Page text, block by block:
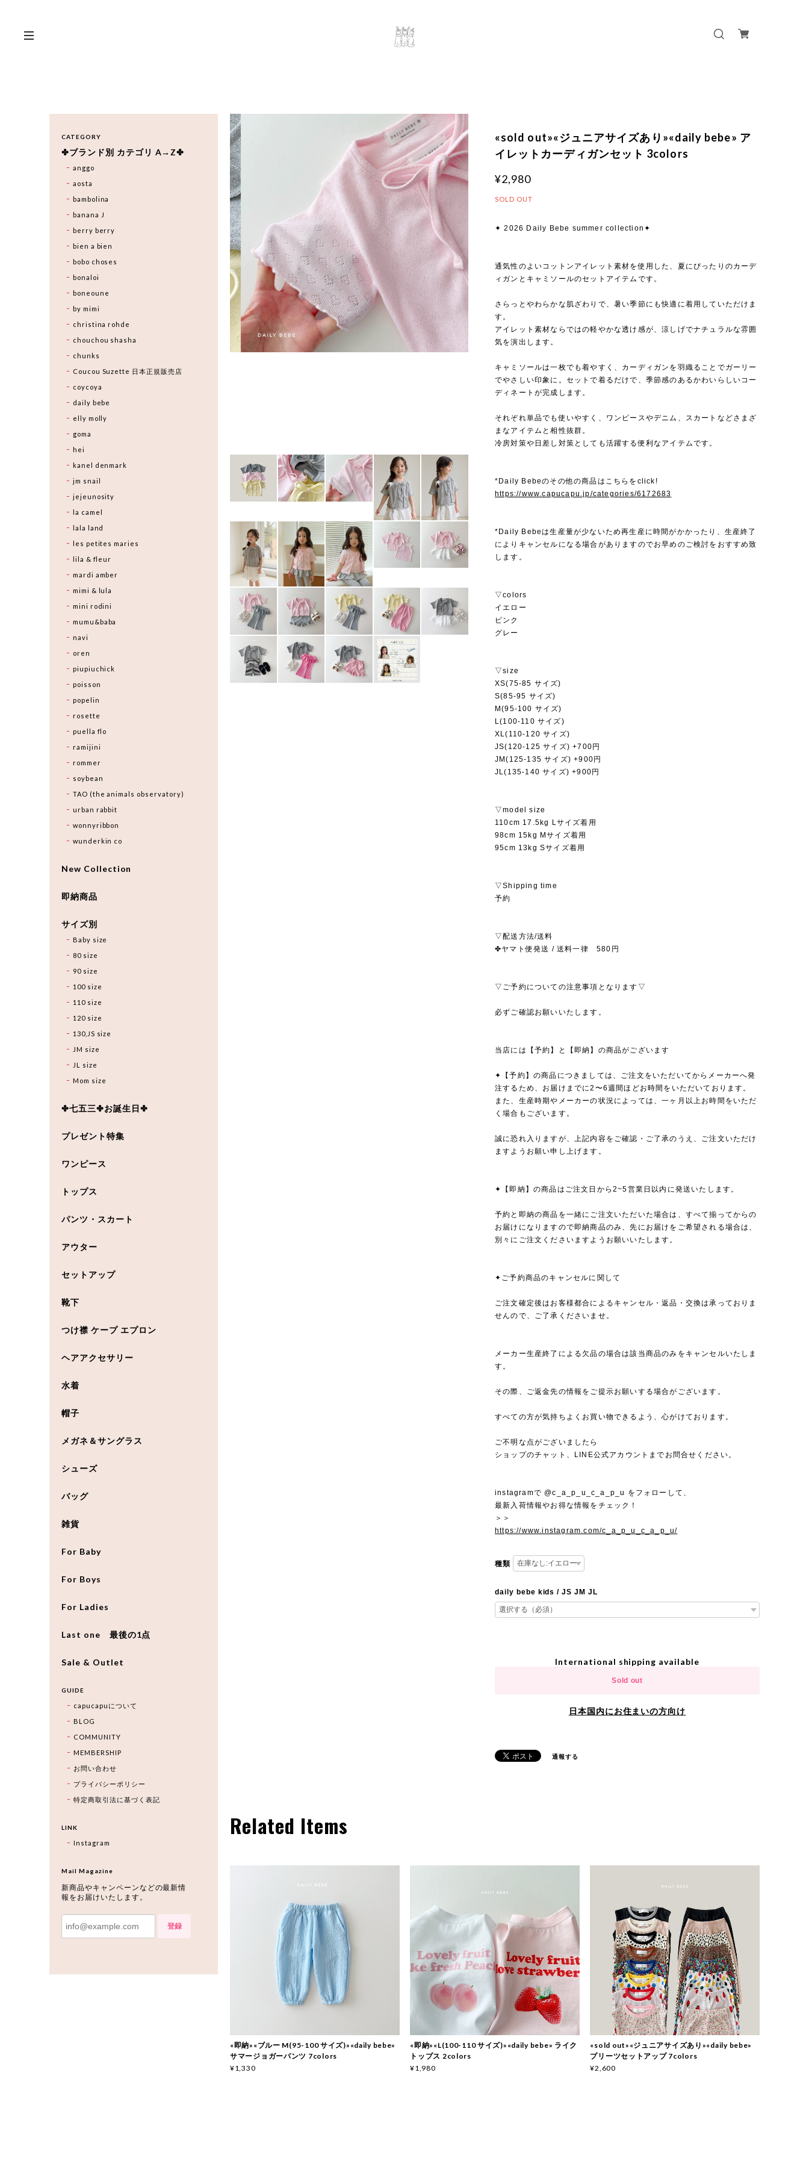
«sold out»«ジュニアサイズあり»«daily bebe» ア
イレットカーディガンセット 3colors
¥2,980
SOLD OUT
✦ 2026 Daily Bebe summer collection✦
通気性のよいコットンアイレット素材を使用した、夏にぴったりのカーデ
ィガンとキャミソールのセットアイテムです。
さらっとやわらかな肌ざわりで、暑い季節にも快適に着用していただけま
す。
アイレット素材ならではの軽やかな透け感が、涼しげでナチュラルな雰囲
気を演出します。
キャミソールは一枚でも着やすく、カーディガンを羽織ることでガーリー
でやさしい印象に。セットで着るだけで、季節感のあるかわいらしいコー
ディネートが完成します。
それぞれ単品でも使いやすく、ワンピースやデニム、スカートなどさまざ
まなアイテムと相性抜群。
冷房対策や日差し対策としても活躍する便利なアイテムです。
*Daily Bebeのその他の商品はこちらをclick!
https://www.capucapu.jp/categories/6172683
*Daily Bebeは生産量が少ないため再生産に時間がかかったり、生産終了
によりキャンセルになる場合がありますのでお早めのご検討をおすすめ致
します。
▽colors
イエロー
ピンク
グレー
▽size
XS(75-85 サイズ)
S(85-95 サイズ)
M(95-100 サイズ)
L(100-110 サイズ)
XL(110-120 サイズ)
JS(120-125 サイズ) +700円
JM(125-135 サイズ) +900円
JL(135-140 サイズ) +900円
▽model size
110cm 17.5kg Lサイズ着用
98cm 15kg Mサイズ着用
95cm 13kg Sサイズ着用
▽Shipping time
予約
▽配送方法/送料
✤ヤマト便発送 / 送料一律 580円
▽ご予約についての注意事項となります▽
必ずご確認お願いいたします。
当店には【予約】と【即納】の商品がございます
✦【予約】の商品につきましては、ご注文をいただいてからメーカーへ発
注するため、お届けまでに2〜6週間ほどお時間をいただいております。
また、生産時期やメーカーの状況によっては、一ヶ月以上お時間をいただ
く場合もございます。
誠に恐れ入りますが、上記内容をご確認・ご了承のうえ、ご注文いただけ
ますようお願い申し上げます。
✦【即納】の商品はご注文日から2~5営業日以内に発送いたします。
予約と即納の商品を一緒にご注文いただいた場合は、すべて揃ってからの
お届けになりますので即納商品のみ、先にお届けをご希望される場合は、
別々にご注文くださいますようお願いいたします。
✦ご予約商品のキャンセルに関して
ご注文確定後はお客様都合によるキャンセル・返品・交換は承っておりま
せんので、ご了承くださいませ。
メーカー生産終了による欠品の場合は該当商品のみをキャンセルいたしま
す。
その際、ご返金先の情報をご提示お願いする場合がございます。
すべての方が気持ちよくお買い物できるよう、心がけております。
ご不明な点がございましたら
ショップのチャット、LINE公式アカウントまでお問合せください。
instagramで @c_a_p_u_c_a_p_u をフォローして、
最新入荷情報やお得な情報をチェック！
＞＞
https://www.instagram.com/c_a_p_u_c_a_p_u/
種類
daily bebe kids / JS JM JL
International shipping available
Sold out
日本国内にお住まいの方向け
通報する
Related Items
«即納»«ブルー M(95-100 サイズ)»«daily bebe»
サマージョガーパンツ 7colors
¥1,330
«即納»«L(100-110 サイズ)»«daily bebe» ライク
トップス 2colors
¥1,980
«sold out»«ジュニアサイズあり»«daily bebe»
プリーツセットアップ 7colors
¥2,600
CATEGORY
✤ブランド別 カテゴリ A→Z✤
anggo
aosta
bambolina
banana J
berry berry
bien a bien
bobo choses
bonaloi
boneoune
by mimi
christina rohde
chouchou shasha
chunks
Coucou Suzette 日本正規販売店
coycoya
daily bebe
elly molly
goma
hei
kanel denmark
jm snail
jejeunosity
la camel
lala land
les petites maries
lila & fleur
mardi amber
mimi & lula
mini rodini
mumu&baba
navi
oren
piupiuchick
poisson
popelin
rosette
puella flo
ramijini
rommer
soybean
TAO (the animals observatory)
urban rabbit
wonnyribbon
wunderkin co
New Collection
即納商品
サイズ別
Baby size
80 size
90 size
100 size
110 size
120 size
130,JS size
JM size
JL size
Mom size
✤七五三✤お誕生日✤
プレゼント特集
ワンピース
トップス
パンツ・スカート
アウター
セットアップ
靴下
つけ襟 ケープ エプロン
ヘアアクセサリー
水着
帽子
メガネ＆サングラス
シューズ
バッグ
雑貨
For Baby
For Boys
For Ladies
Last one 最後の1点
Sale & Outlet
GUIDE
capucapuについて
BLOG
COMMUNITY
MEMBERSHIP
お問い合わせ
プライバシーポリシー
特定商取引法に基づく表記
LINK
Instagram
Mail Magazine
新商品やキャンペーンなどの最新情
報をお届けいたします。
登録